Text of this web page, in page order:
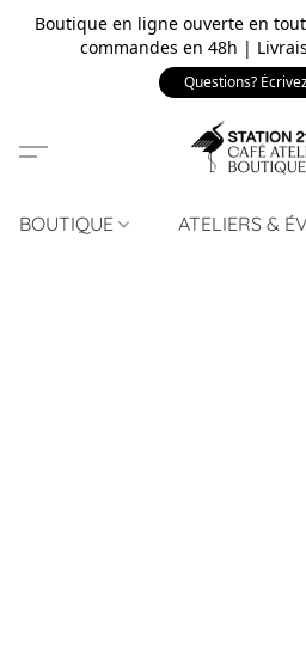
Boutique en ligne ouverte en
commandes en 48h |
Questions?
BOUTIQUE ATELIERS &